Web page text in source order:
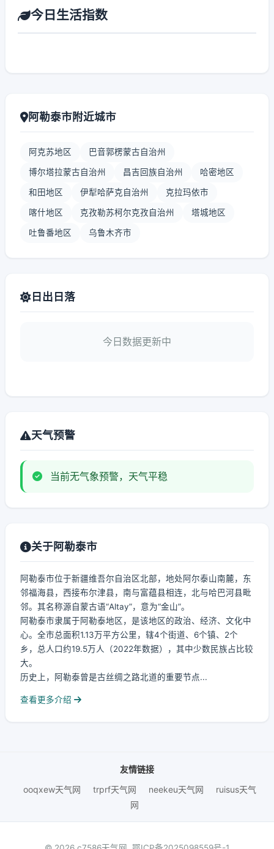
今日生活指数
阿勒泰市附近城市
阿克苏地区 巴音郭楞蒙古自治州
博尔塔拉蒙古自治州 昌吉回族自治州 哈密地区
和田地区 伊犁哈萨克自治州 克拉玛依市
喀什地区 克孜勒苏柯尔克孜自治州 塔城地区
吐鲁番地区 乌鲁木齐市
日出日落
今日数据更新中
天气预警
当前无气象预警，天气平稳
关于阿勒泰市
阿勒泰市位于新疆维吾尔自治区北部，地处阿尔泰山南麓，东
邻福海县，西接布尔津县，南与富蕴县相连，北与哈巴河县毗
邻。其名称源自蒙古语“Altay”，意为“金山”。
阿勒泰市隶属于阿勒泰地区，是该地区的政治、经济、文化中
心。全市总面积1.13万平方公里，辖4个街道、6个镇、2个
乡，总人口约19.5万人（2022年数据），其中少数民族占比较
大。
历史上，阿勒泰曾是古丝绸之路北道的重要节点...
查看更多介绍
友情链接
ooqxew天气网
trprf天气网 neekeu天气网
ruisus天气
网